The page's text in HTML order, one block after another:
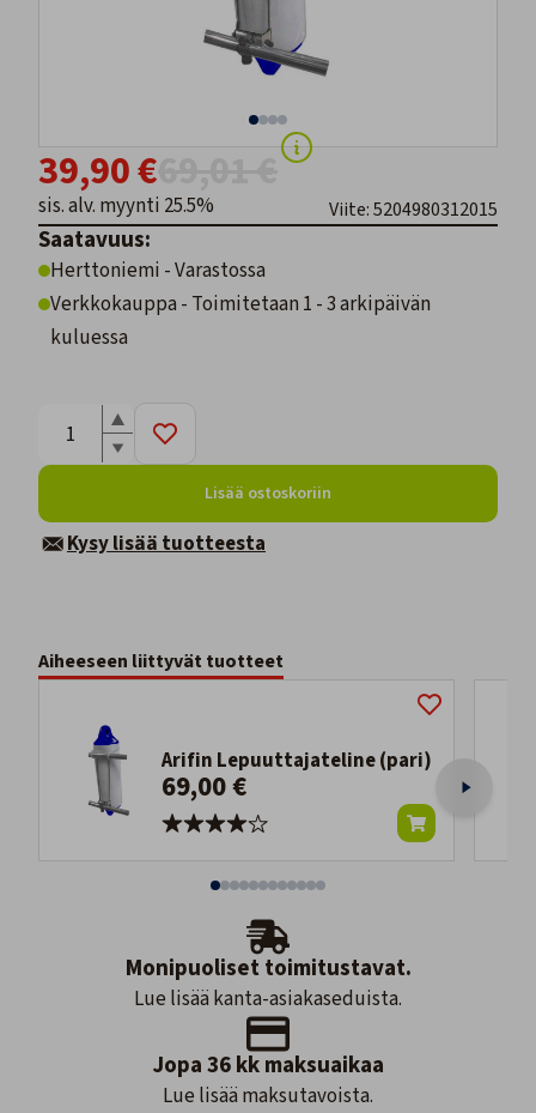
39,90 €
sis. alv. myynti 25.5% Viite: 5204980312015
Saatavuus:
Herttoniemi - Varastossa
Verkkokauppa - Toimitetaan 1 - 3 arkipäivän
kuluessa
Lisää ostoskoriin
Kysy lisää tuotteesta
Aiheeseen liittyvät tuotteet
Arifin Lepuuttajateline (pari)
69,00 €
Monipuoliset toimitustavat.
Lue lisää kanta-asiakaseduista.
Jopa 36 kk maksuaikaa
Lue lisää maksutavoista.